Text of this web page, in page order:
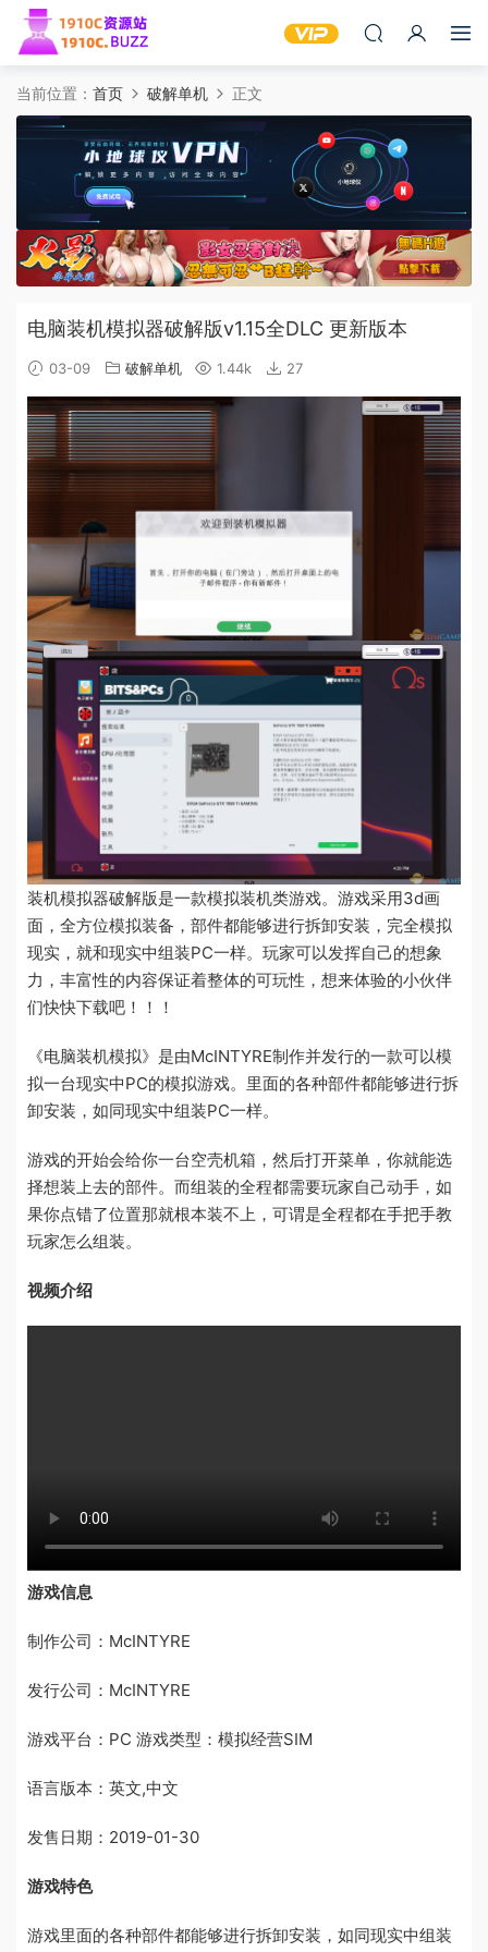
当前位置： 首页 破解单机 正文
电脑装机模拟器破解版v1.15全DLC 更新版本
03-09 破解单机 1.44k 27
装机模拟器破解版是一款模拟装机类游戏。游戏采用3d画
面，全方位模拟装备，部件都能够进行拆卸安装，完全模拟
现实，就和现实中组装PC一样。玩家可以发挥自己的想象
力，丰富性的内容保证着整体的可玩性，想来体验的小伙伴
们快快下载吧！！！
《电脑装机模拟》是由McINTYRE制作并发行的一款可以模
拟一台现实中PC的模拟游戏。里面的各种部件都能够进行拆
卸安装，如同现实中组装PC一样。
游戏的开始会给你一台空壳机箱，然后打开菜单，你就能选
择想装上去的部件。而组装的全程都需要玩家自己动手，如
果你点错了位置那就根本装不上，可谓是全程都在手把手教
玩家怎么组装。
视频介绍
游戏信息
制作公司：McINTYRE
发行公司：McINTYRE
游戏平台：PC 游戏类型：模拟经营SIM
语言版本：英文,中文
发售日期：2019-01-30
游戏特色
游戏里面的各种部件都能够进行拆卸安装，如同现实中组装